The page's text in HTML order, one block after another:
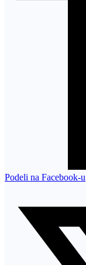
Podeli na Facebook-u